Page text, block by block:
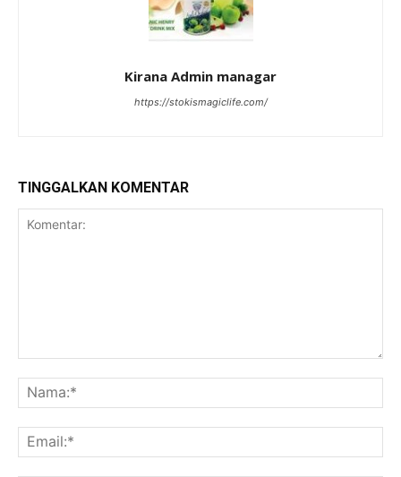
Kirana Admin managar
https://stokismagiclife.com/
TINGGALKAN KOMENTAR